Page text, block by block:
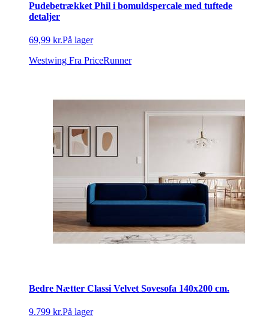
Pudebetrækket Phil i bomuldspercale med tuftede
detaljer
69,99 kr.På lager
Westwing Fra PriceRunner
Bedre Nætter Classi Velvet Sovesofa 140x200 cm.
9.799 kr.På lager